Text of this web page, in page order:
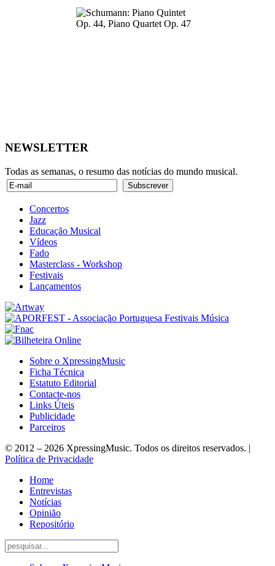
NEWSLETTER
Todas as semanas, o resumo das notícias do mundo musical.
Concertos
Jazz
Educação Musical
Vídeos
Fado
Masterclass - Workshop
Festivais
Lançamentos
Sobre o XpressingMusic
Ficha Técnica
Estatuto Editorial
Contacte-nos
Links Úteis
Publicidade
Parceiros
© 2012 – 2026 XpressingMusic. Todos os direitos reservados. |
Política de Privacidade
Home
Entrevistas
Notícias
Opinião
Repositório